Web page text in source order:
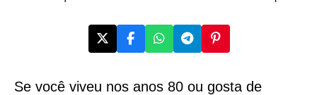
Se você viveu nos anos 80 ou gosta de